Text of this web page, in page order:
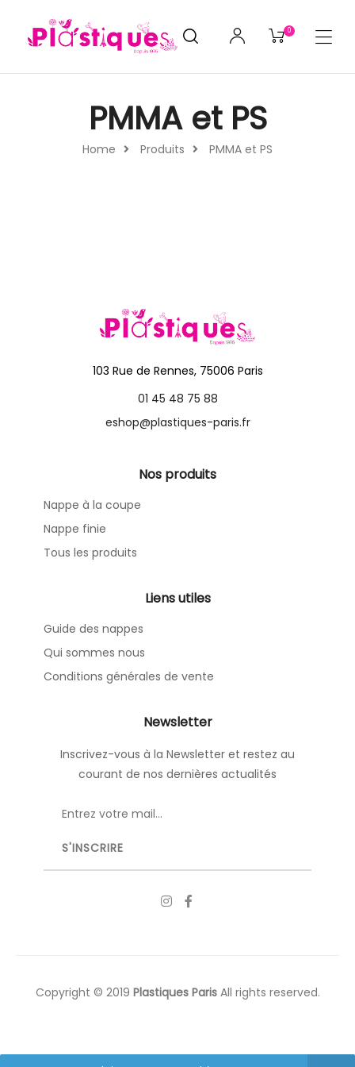
0
Home Produits PMMA et PS
PMMA et PS
103 Rue de Rennes, 75006 Paris
01 45 48 75 88
eshop@plastiques-paris.fr
Nos produits
Nappe à la coupe
Nappe finie
Tous les produits
Liens utiles
Guide des nappes
Qui sommes nous
Conditions générales de vente
Newsletter
Inscrivez-vous à la Newsletter et restez au
courant de nos dernières actualités
Copyright © 2019 Plastiques ParisAll rights reserved.